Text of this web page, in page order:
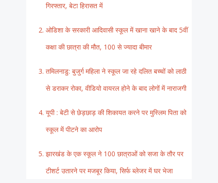
गिरफ्तार, बेटा हिरासत में
ओडिशा के सरकारी आदिवासी स्कूल में खाना खाने के बाद 5वीं
कक्षा की छात्रा की मौत, 100 से ज्यादा बीमार
तमिलनाडु: बुजुर्ग महिला ने स्कूल जा रहे दलित बच्चों को लाठी
से डराकर रोका, वीडियो वायरल होने के बाद लोगों में नाराजगी
यूपी : बेटी से छेड़छाड़ की शिकायत करने पर मुस्लिम पिता को
स्कूल में पीटने का आरोप
झारखंड के एक स्कूल ने 100 छात्राओं को सजा के तौर पर
टीशर्ट उतारने पर मजबूर किया, सिर्फ ब्लेजर में घर भेजा